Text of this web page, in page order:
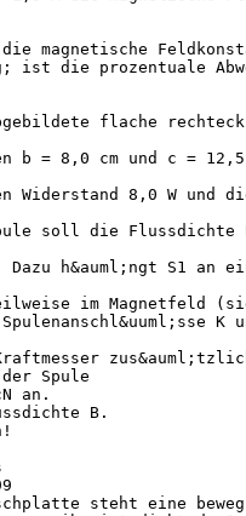
die magnetische
ist die prozentuale
flache
b = 8,0 cm und c =
Widerstand 8,0 W und
soll die Flussdichte
Dazu h&auml;ngt S1 an
im Magnetfeld
K
Spule
an.
B.
steht eine